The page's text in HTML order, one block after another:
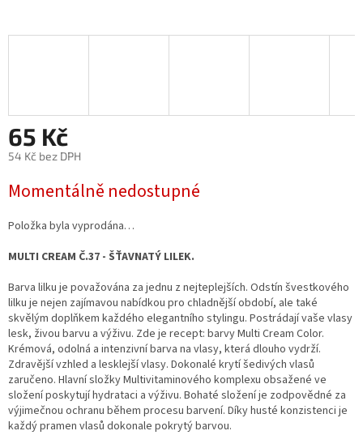
65 Kč
54 Kč bez DPH
cena:
Momentálně nedostupné
Položka byla vyprodána…
MULTI CREAM Č.37 - ŠŤAVNATÝ LILEK.
Barva lilku je považována za jednu z nejteplejších. Odstín švestkového
lilku je nejen zajímavou nabídkou pro chladnější období, ale také
skvělým doplňkem každého elegantního stylingu. Postrádají vaše vlasy
lesk, živou barvu a výživu. Zde je recept: barvy Multi Cream Color.
Krémová, odolná a intenzivní barva na vlasy, která dlouho vydrží.
Zdravější vzhled a lesklejší vlasy. Dokonalé krytí šedivých vlasů
zaručeno. Hlavní složky Multivitaminového komplexu obsažené ve
složení poskytují hydrataci a výživu. Bohaté složení je zodpovědné za
výjimečnou ochranu během procesu barvení. Díky husté konzistenci je
každý pramen vlasů dokonale pokrytý barvou.